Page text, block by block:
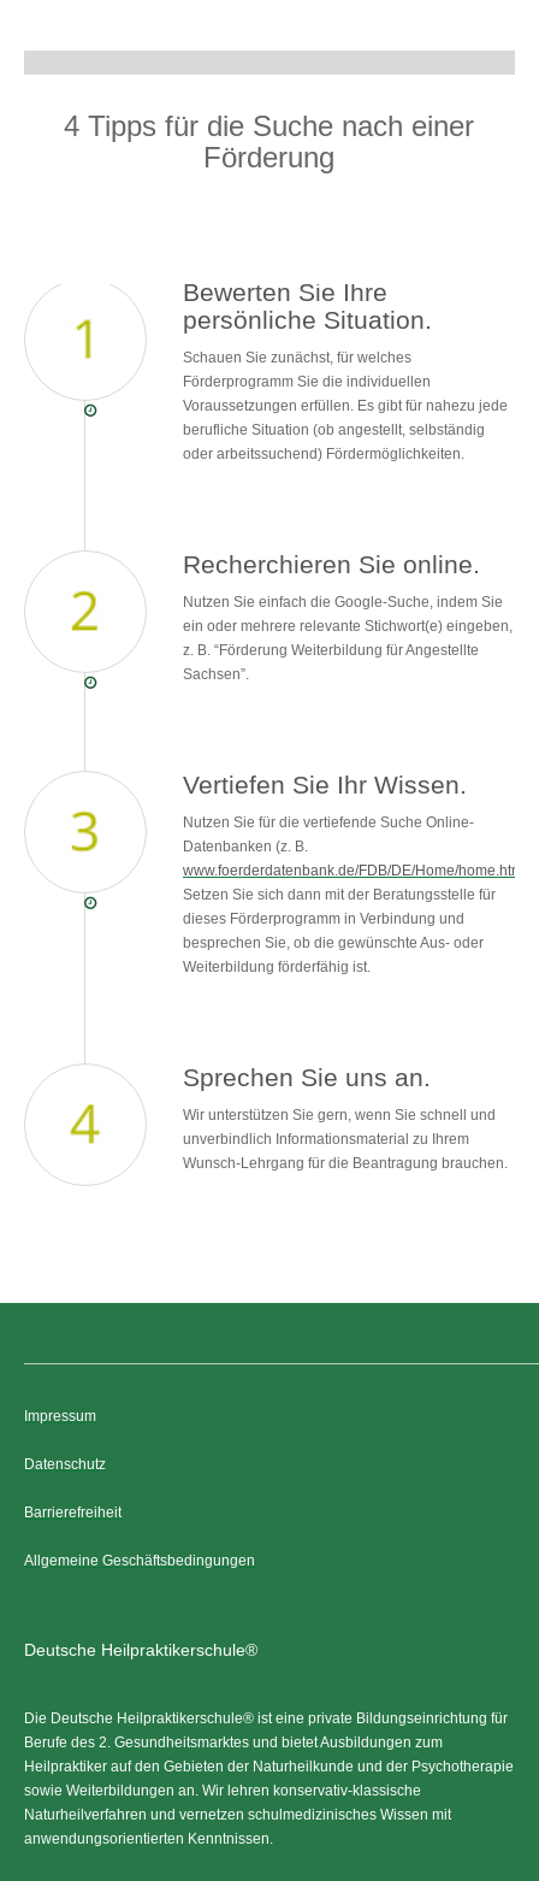
4 Tipps für die Suche nach einer
Förderung
Bewerten Sie Ihre
persönliche Situation.
Schauen Sie zunächst, für welches
Förderprogramm Sie die individuellen
Voraussetzungen erfüllen. Es gibt für nahezu jede
berufliche Situation (ob angestellt, selbständig
oder arbeitssuchend) Fördermöglichkeiten.
Recherchieren Sie online.
Nutzen Sie einfach die Google-Suche, indem Sie
ein oder mehrere relevante Stichwort(e) eingeben,
z. B. “Förderung Weiterbildung für Angestellte
Sachsen”.
Vertiefen Sie Ihr Wissen.
Nutzen Sie für die vertiefende Suche Online-
Datenbanken (z. B.
www.foerderdatenbank.de/FDB/DE/Home/home.html
Setzen Sie sich dann mit der Beratungsstelle für
dieses Förderprogramm in Verbindung und
besprechen Sie, ob die gewünschte Aus- oder
Weiterbildung förderfähig ist.
Sprechen Sie uns an.
Wir unterstützen Sie gern, wenn Sie schnell und
unverbindlich Informationsmaterial zu Ihrem
Wunsch-Lehrgang für die Beantragung brauchen.
Impressum
Datenschutz
Barrierefreiheit
Allgemeine Geschäftsbedingungen
Deutsche Heilpraktikerschule®
Die Deutsche Heilpraktikerschule® ist eine private Bildungseinrichtung für
Berufe des 2. Gesundheitsmarktes und bietet Ausbildungen zum
Heilpraktiker auf den Gebieten der Naturheilkunde und der Psychotherapie
sowie Weiterbildungen an. Wir lehren konservativ-klassische
Naturheilverfahren und vernetzen schulmedizinisches Wissen mit
anwendungsorientierten Kenntnissen.